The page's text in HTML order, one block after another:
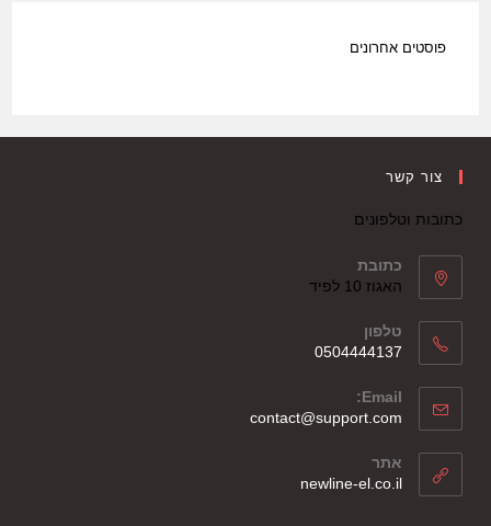
פוסטים אחרונים
צור קשר
כתובות וטלפונים
כתובת
האגוז 10 לפיד
טלפון
0504444137
Email:
contact@support.com
אתר
newline-el.co.il